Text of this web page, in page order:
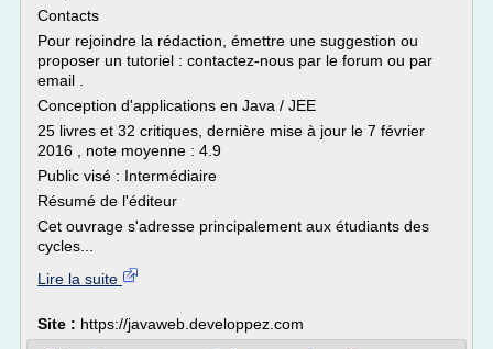
Contacts
Pour rejoindre la rédaction, émettre une suggestion ou
proposer un tutoriel : contactez-nous par le forum ou par
email .
Conception d'applications en Java / JEE
25 livres et 32 critiques, dernière mise à jour le 7 février
2016 , note moyenne : 4.9
Public visé : Intermédiaire
Résumé de l'éditeur
Cet ouvrage s'adresse principalement aux étudiants des
cycles...
Lire la suite
Site : https://javaweb.developpez.com